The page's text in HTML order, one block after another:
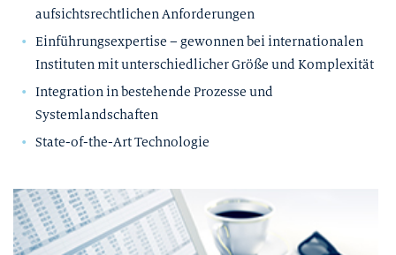
aufsichtsrechtlichen Anforderungen
Einführungsexpertise – gewonnen bei internationalen
Instituten mit unterschiedlicher Größe und Komplexität
Integration in bestehende Prozesse und
Systemlandschaften
State-of-the-Art Technologie